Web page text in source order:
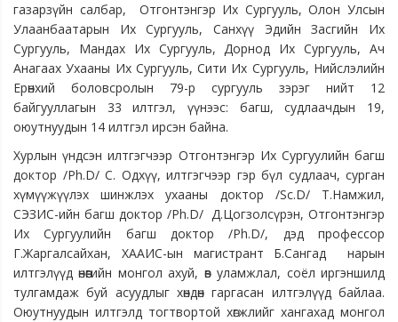
газарзүйн салбар, Отгонтэнгэр Их Сургууль, Олон Улсын
Улаанбаатарын Их Сургууль, Санхүү Эдийн Засгийн Их
Сургууль, Мандах Их Сургууль, Дорнод Их Сургууль, Ач
Анагаах Ухааны Их Сургууль, Сити Их Сургууль, Нийслэлийн
Ерөнхий боловсролын 79-р сургууль зэрэг нийт 12
байгууллагын 33 илтгэл, үүнээс: багш, судлаачдын 19,
оюутнуудын 14 илтгэл ирсэн байна.
Хурлын үндсэн илтгэгчээр Отгонтэнгэр Их Сургуулийн багш
доктор /Ph.D/ С. Одхүү, илтгэгчээр гэр бүл судлаач, сурган
хүмүүжүүлэх шинжлэх ухааны доктор /Sc.D/ Т.Намжил,
СЭЗИС-ийн багш доктор /Ph.D/ Д.Цогзолсүрэн, Отгонтэнгэр
Их Сургуулийн багш доктор /Ph.D/, дэд профессор
Г.Жаргалсайхан, ХААИС-ын магистрант Б.Сангад нарын
илтгэлүүд өнөөгийн монгол ахуй, өв уламжлал, соёл иргэншилд
тулгамдаж буй асуудлыг хөндөн гаргасан илтгэлүүд байлаа.
Оюутнуудын илтгэлд тогтвортой хөгжлийг хангахад монгол